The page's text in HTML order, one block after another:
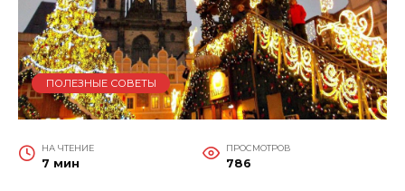
ПОЛЕЗНЫЕ СОВЕТЫ
НА ЧТЕНИЕ
7 мин
ПРОСМОТРОВ
786